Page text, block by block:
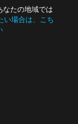
なたの地域では
い場合は、こち